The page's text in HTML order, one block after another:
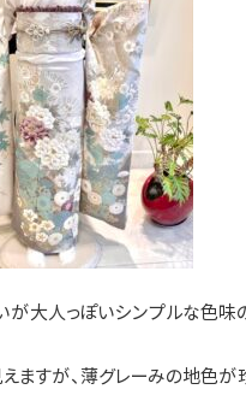
が大人っぽいシンプルな色味
えますが、薄グレーみの地色が